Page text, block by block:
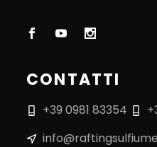
CONTATTI
+39 0981 83354